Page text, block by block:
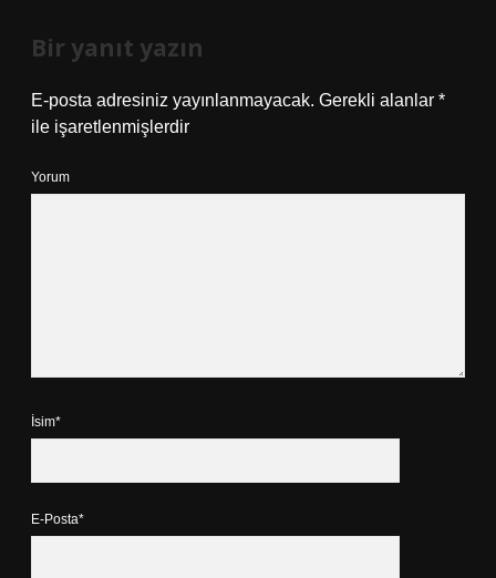
Bir yanıt yazın
E-posta adresiniz yayınlanmayacak. Gerekli alanlar *
ile işaretlenmişlerdir
Yorum
İsim*
E-Posta*